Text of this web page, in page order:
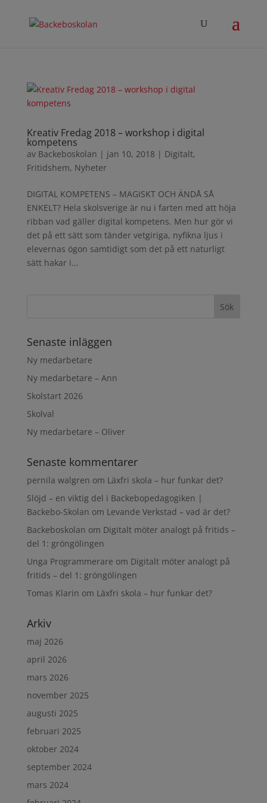
Kreativ Fredag 2018 – workshop i digital
kompetens
av Backeboskolan | jan 10, 2018 | Digitalt,
Fritidshem, Nyheter
DIGITAL KOMPETENS – MAGISKT OCH ÄNDÅ SÅ
ENKELT? Hela skolsverige är nu i farten med att höja
ribban vad gäller digital kompetens. Men hur gör vi
det på ett sätt som tänder vetgiriga, nyfikna ljus i
elevernas ögon samtidigt som det på ett naturligt
sätt hakar i...
Senaste inläggen
Ny medarbetare
Ny medarbetare – Ann
Skolstart 2026
Skolval
Ny medarbetare – Oliver
Senaste kommentarer
pernila walgren om Läxfri skola – hur funkar det?
Slöjd – en viktig del i Backebopedagogiken |
Backebo-Skolan om Levande Verkstad – vad är det?
Backeboskolan om Digitalt möter analogt på fritids –
del 1: gröngölingen
Unga Programmerare om Digitalt möter analogt på
fritids – del 1: gröngölingen
Tomas Klarin om Läxfri skola – hur funkar det?
Arkiv
maj 2026
april 2026
mars 2026
november 2025
augusti 2025
februari 2025
oktober 2024
september 2024
mars 2024